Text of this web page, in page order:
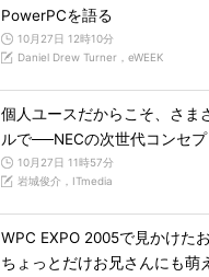
PowerPCを語る
10月27日 12時10分
Daniel Drew Turner，eWEEK
個人ユースだからこそ、さま
ルで──NECの次世代コンセ
10月27日 11時57分
岩城俊介，ITmedia
WPC EXPO 2005で見かけた
ちょっとだけお兄さんにも萌